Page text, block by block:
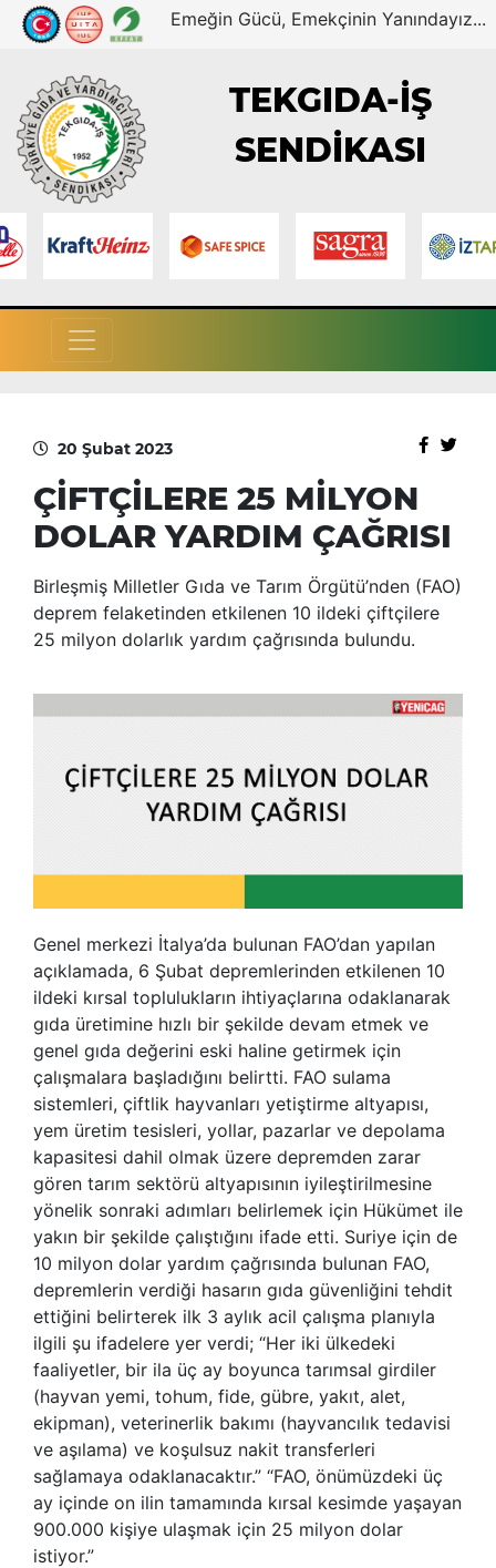
Emeğin Gücü, Emekçinin Yanındayız...
TEKGIDA-İŞ
SENDİKASI
20 Şubat 2023
ÇİFTÇİLERE 25 MİLYON
DOLAR YARDIM ÇAĞRISI
Birleşmiş Milletler Gıda ve Tarım Örgütü’nden (FAO)
deprem felaketinden etkilenen 10 ildeki çiftçilere
25 milyon dolarlık yardım çağrısında bulundu.
Genel merkezi İtalya’da bulunan FAO’dan yapılan
açıklamada, 6 Şubat depremlerinden etkilenen 10
ildeki kırsal toplulukların ihtiyaçlarına odaklanarak
gıda üretimine hızlı bir şekilde devam etmek ve
genel gıda değerini eski haline getirmek için
çalışmalara başladığını belirtti. FAO sulama
sistemleri, çiftlik hayvanları yetiştirme altyapısı,
yem üretim tesisleri, yollar, pazarlar ve depolama
kapasitesi dahil olmak üzere depremden zarar
gören tarım sektörü altyapısının iyileştirilmesine
yönelik sonraki adımları belirlemek için Hükümet ile
yakın bir şekilde çalıştığını ifade etti. Suriye için de
10 milyon dolar yardım çağrısında bulunan FAO,
depremlerin verdiği hasarın gıda güvenliğini tehdit
ettiğini belirterek ilk 3 aylık acil çalışma planıyla
ilgili şu ifadelere yer verdi; “Her iki ülkedeki
faaliyetler, bir ila üç ay boyunca tarımsal girdiler
(hayvan yemi, tohum, fide, gübre, yakıt, alet,
ekipman), veterinerlik bakımı (hayvancılık tedavisi
ve aşılama) ve koşulsuz nakit transferleri
sağlamaya odaklanacaktır.” “FAO, önümüzdeki üç
ay içinde on ilin tamamında kırsal kesimde yaşayan
900.000 kişiye ulaşmak için 25 milyon dolar
istiyor.”